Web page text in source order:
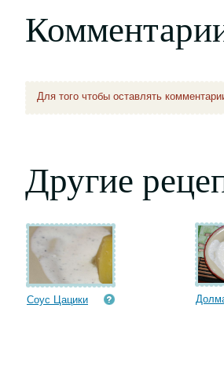
Для того чтобы оставлять
Другие
Соус Цацики